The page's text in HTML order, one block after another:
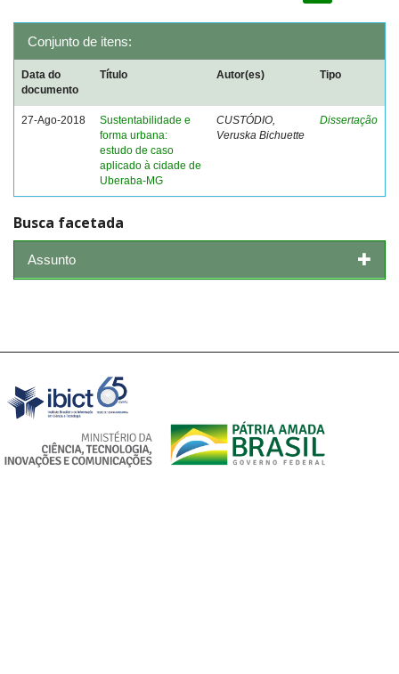
Conjunto de itens:
Data do
documento
Título Autor(es) Tipo
27-Ago-2018
Sustentabilidade e
forma urbana:
estudo de caso
aplicado à cidade de
Uberaba-MG
CUSTÓDIO,
Veruska Bichuette
Dissertação
Busca facetada
Assunto